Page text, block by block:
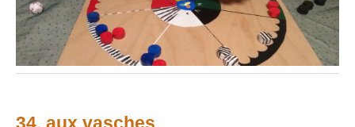
34. aux vasches